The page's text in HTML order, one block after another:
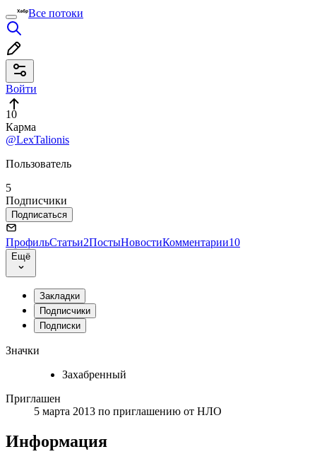
Все потоки
Войти
10
Карма
@LexTalionis
Пользователь
5
Подписчики
Подписаться
ПрофильСтатьи2ПостыНовостиКомментарии10
Ещё
Закладки
Подписчики
Подписки
Значки
Захабренный
Приглашен
5 марта 2013 по приглашению от НЛО
Информация